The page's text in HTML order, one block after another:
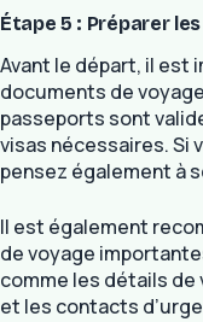
Étape 5 : Préparer
Avant le départ, il est
documents de
passeports sont
visas nécessaires. Si
pensez également à
Il est également
de voyage
comme les détails de
et les contacts